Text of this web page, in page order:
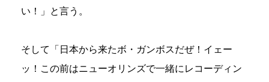
い！」と言う。
そして「日本から来たボ・ガンボスだぜ！イェー
ッ！この前はニューオリンズで一緒にレコーディン